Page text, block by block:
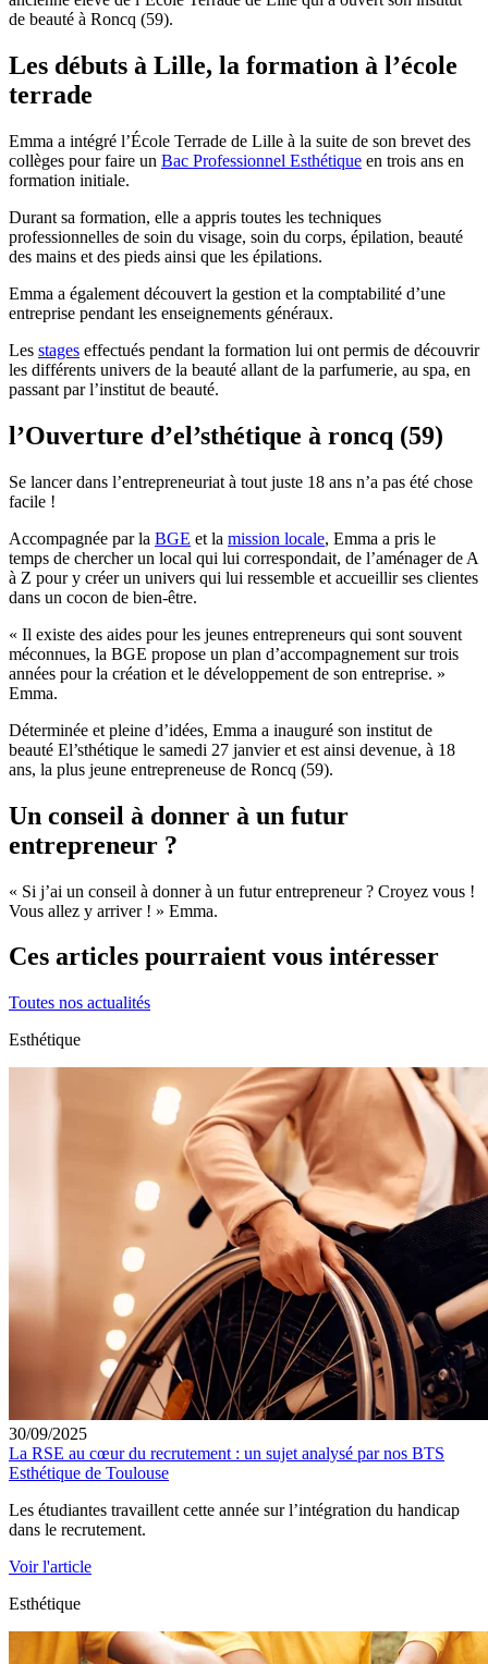
de beauté à Roncq (59).
Les débuts à Lille, la formation à l’école
terrade
Emma a intégré l’École Terrade de Lille à la suite de son brevet des
collèges pour faire un Bac Professionnel Esthétique en trois ans en
formation initiale.
Durant sa formation, elle a appris toutes les techniques
professionnelles de soin du visage, soin du corps, épilation, beauté
des mains et des pieds ainsi que les épilations.
Emma a également découvert la gestion et la comptabilité d’une
entreprise pendant les enseignements généraux.
Les stages effectués pendant la formation lui ont permis de découvrir
les différents univers de la beauté allant de la parfumerie, au spa, en
passant par l’institut de beauté.
l’Ouverture d’el’sthétique à roncq (59)
Se lancer dans l’entrepreneuriat à tout juste 18 ans n’a pas été chose
facile !
Accompagnée par la BGE et la mission locale, Emma a pris le
temps de chercher un local qui lui correspondait, de l’aménager de A
à Z pour y créer un univers qui lui ressemble et accueillir ses clientes
dans un cocon de bien-être.
« Il existe des aides pour les jeunes entrepreneurs qui sont souvent
méconnues, la BGE propose un plan d’accompagnement sur trois
années pour la création et le développement de son entreprise. »
Emma.
Déterminée et pleine d’idées, Emma a inauguré son institut de
beauté El’sthétique le samedi 27 janvier et est ainsi devenue, à 18
ans, la plus jeune entrepreneuse de Roncq (59).
Un conseil à donner à un futur
entrepreneur ?
« Si j’ai un conseil à donner à un futur entrepreneur ? Croyez vous !
Vous allez y arriver ! » Emma.
Ces articles pourraient vous intéresser
Toutes nos actualités
Esthétique
30/09/2025
La RSE au cœur du recrutement : un sujet analysé par nos BTS
Esthétique de Toulouse
Les étudiantes travaillent cette année sur l’intégration du handicap
dans le recrutement.
Voir l'article
Esthétique